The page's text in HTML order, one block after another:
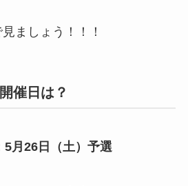
ましょう！！！
開催日は？
5月26日（土）予選